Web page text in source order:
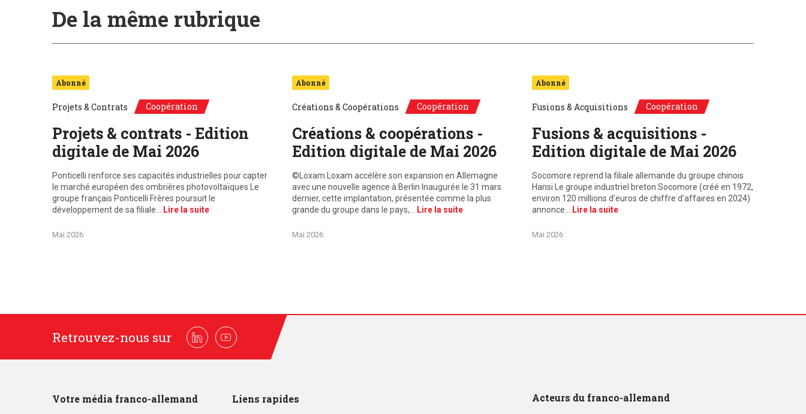
De la même rubrique
Abonné
Projets & Contrats Coopération
Projets & contrats - Edition
digitale de Mai 2026
Ponticelli renforce ses capacités industrielles pour capter
le marché européen des ombrières photovoltaïques Le
groupe français Ponticelli Frères poursuit le
développement de sa filiale…
Lire la suite
Mai 2026
Abonné
Créations & Coopérations Coopération
Créations & coopérations -
Edition digitale de Mai 2026
©Loxam Loxam accélère son expansion en Allemagne
avec une nouvelle agence à Berlin Inaugurée le 31 mars
dernier, cette implantation, présentée comme la plus
grande du groupe dans le pays,…
Lire la suite
Mai 2026
Abonné
Fusions & Acquisitions Coopération
Fusions & acquisitions -
Edition digitale de Mai 2026
Socomore reprend la filiale allemande du groupe chinois
Hansi Le groupe industriel breton Socomore (créé en 1972,
environ 120 millions d’euros de chiffre d’affaires en 2024)
annonce…
Lire la suite
Mai 2026
Retrouvez-nous sur LinkedinYoutube
Votre média franco-allemand Liens rapides Acteurs du franco-allemand